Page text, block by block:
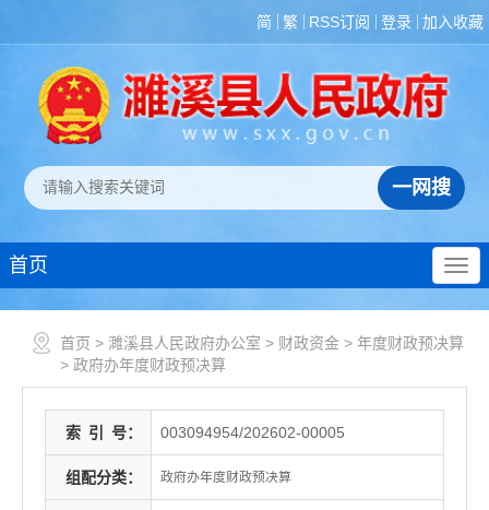
简 繁 RSS订阅 登录 加入收藏
首页
首页 > 濉溪县人民政府办公室 > 财政资金 > 年度财政预决算
> 政府办年度财政预决算
索 引 号： 003094954/202602-00005
组配分类： 政府办年度财政预决算